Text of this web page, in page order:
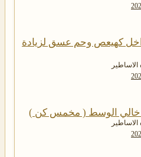
كهيعص وحم عسق لزيادة
الوسط ( مخمس كن )